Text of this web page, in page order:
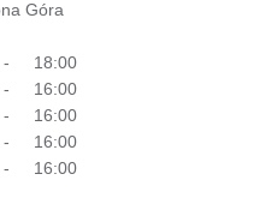
Góra
-
18:00
-
16:00
-
16:00
-
16:00
- 16:00